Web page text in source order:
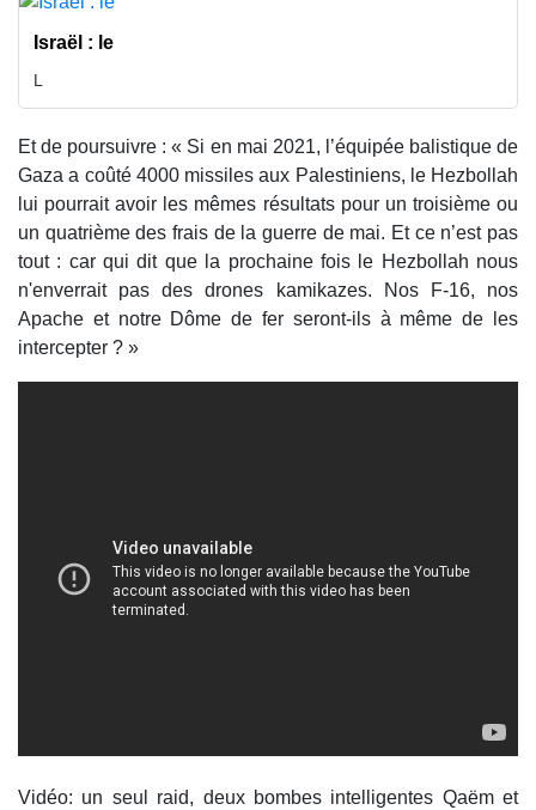
Israël : le
L
Et de poursuivre : « Si en mai 2021, l’équipée balistique de
Gaza a coûté 4000 missiles aux Palestiniens, le Hezbollah
lui pourrait avoir les mêmes résultats pour un troisième ou
un quatrième des frais de la guerre de mai. Et ce n’est pas
tout : car qui dit que la prochaine fois le Hezbollah nous
n'enverrait pas des drones kamikazes. Nos F-16, nos
Apache et notre Dôme de fer seront-ils à même de les
intercepter ? »
Vidéo: un seul raid, deux bombes intelligentes Qaëm et